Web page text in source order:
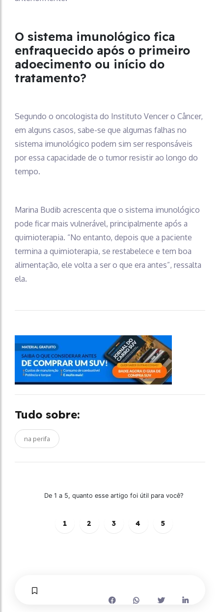
O sistema imunológico fica
enfraquecido após o primeiro
adoecimento ou início do
tratamento?
Segundo o oncologista do Instituto Vencer o Câncer,
em alguns casos, sabe-se que algumas falhas no
sistema imunológico podem sim ser responsáveis
por essa capacidade de o tumor resistir ao longo do
tempo.
Marina Budib acrescenta que o sistema imunológico
pode ficar mais vulnerável, principalmente após a
quimioterapia. “No entanto, depois que a paciente
termina a quimioterapia, se restabelece e tem boa
alimentação, ele volta a ser o que era antes”, ressalta
ela.
Tudo sobre:
na perifa
De 1 a 5, quanto esse artigo foi útil para você?
1 2 3 4 5